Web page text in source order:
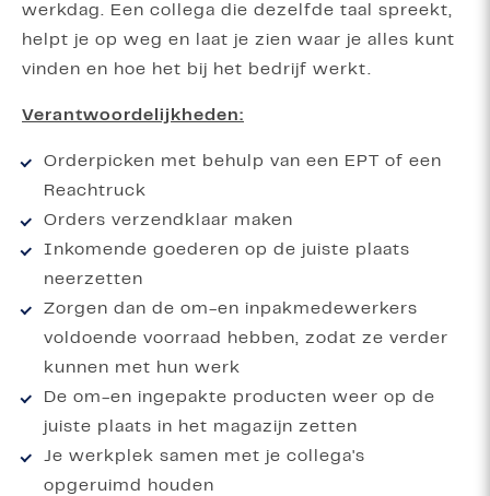
werkdag. Een collega die dezelfde taal spreekt,
helpt je op weg en laat je zien waar je alles kunt
vinden en hoe het bij het bedrijf werkt.
Verantwoordelijkheden:
Orderpicken met behulp van een EPT of een
Reachtruck
Orders verzendklaar maken
Inkomende goederen op de juiste plaats
neerzetten
Zorgen dan de om-en inpakmedewerkers
voldoende voorraad hebben, zodat ze verder
kunnen met hun werk
De om-en ingepakte producten weer op de
juiste plaats in het magazijn zetten
Je werkplek samen met je collega's
opgeruimd houden